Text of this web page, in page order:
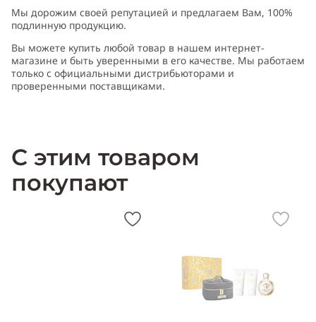
Производитель:Франция (France)
Мы дорожим своей репутацией и предлагаем Вам, 100%
подлинную продукцию.
Вы можете купить любой товар в нашем интернет-
магазине и быть уверенными в его качестве. Мы работаем
только с официальными дистрибьюторами и
проверенными поставщиками.
С этим товаром
покупают